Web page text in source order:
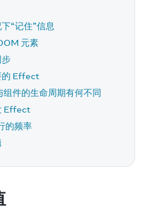
“记住”信息
元素
的 Effect
件的生命周期有何不同
Effect
的频率